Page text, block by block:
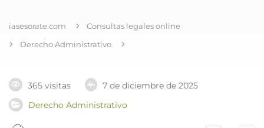
iasesorate.com
Consultas legales online
Derecho Administrativo
365 visitas
7 de diciembre de 2025
Derecho Administrativo